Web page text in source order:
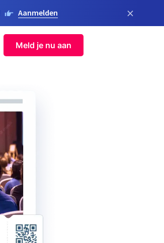
Aanmelden ×
Meld je nu aan